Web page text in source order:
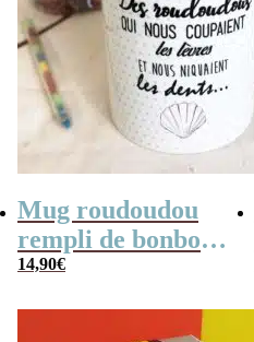
Mug roudoudou
rempli de bonbons
rétro
14,90€